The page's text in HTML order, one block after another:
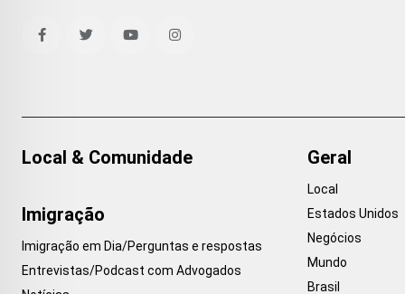
Local & Comunidade
Imigração
Imigração em Dia/Perguntas e respostas
Entrevistas/Podcast com Advogados
Geral
Local
Estados Unidos
Negócios
Mundo
Brasil